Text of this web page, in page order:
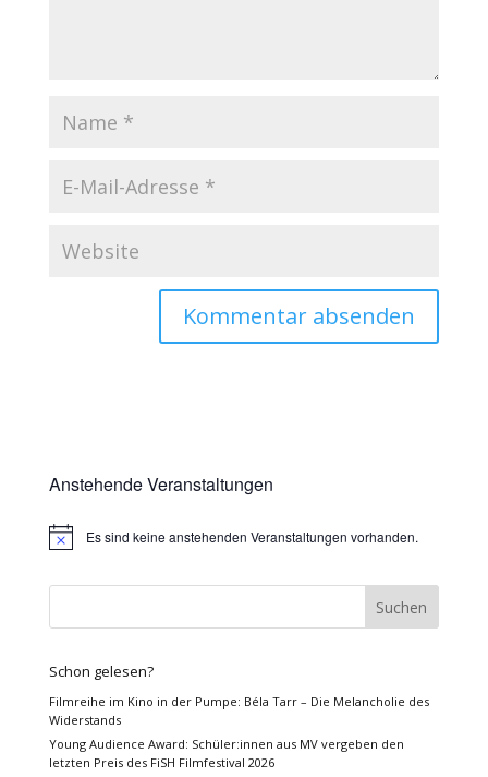
Anstehende Veranstaltungen
HinweisEs sind keine anstehenden Veranstaltungen vorhanden.
Schon gelesen?
Filmreihe im Kino in der Pumpe: Béla Tarr – Die Melancholie des
Widerstands
Young Audience Award: Schüler:innen aus MV vergeben den
letzten Preis des FiSH Filmfestival 2026